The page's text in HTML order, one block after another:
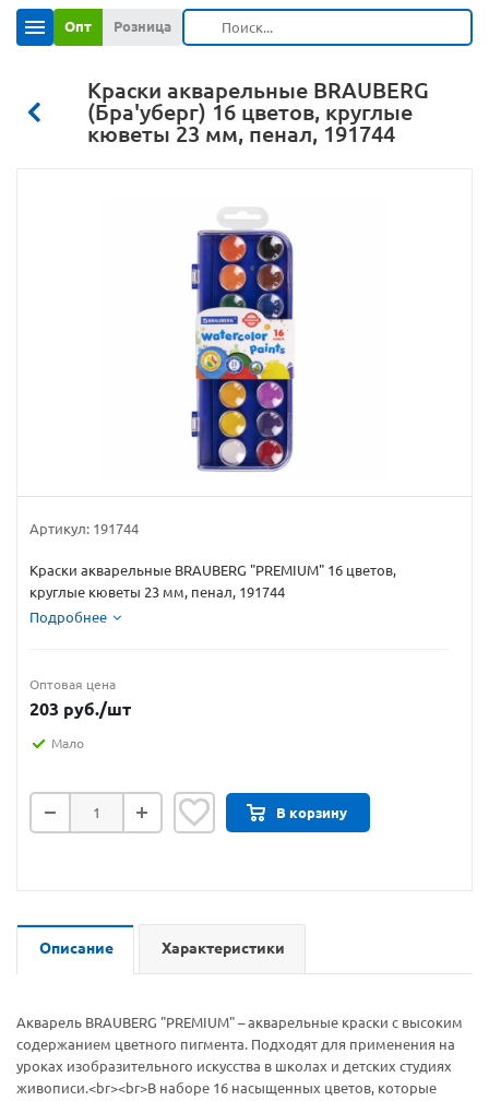
Опт Розница
Краски акварельные BRAUBERG
(Бра'уберг) 16 цветов, круглые
кюветы 23 мм, пенал, 191744
Артикул: 191744
Краски акварельные BRAUBERG "PREMIUM" 16 цветов,
круглые кюветы 23 мм, пенал, 191744
Подробнее
Оптовая цена
203 руб./шт
Мало
В корзину
Описание Характеристики
Акварель BRAUBERG "PREMIUM" – акварельные краски с высоким
содержанием цветного пигмента. Подходят для применения на
уроках изобразительного искусства в школах и детских студиях
живописи.<br><br>В наборе 16 насыщенных цветов, которые